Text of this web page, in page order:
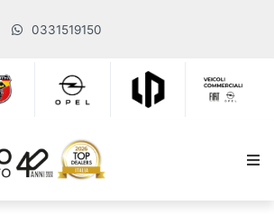
0331519150